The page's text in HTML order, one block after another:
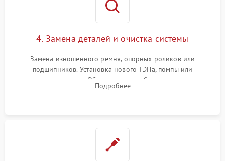
4. Замена деталей и очистка системы
Замена изношенного ремня, опорных роликов или
подшипников. Установка нового ТЭНа, помпы или
термодатчиков. Обязательная глубокая очистка
конденсатора, крыльчатки вентилятора и воздуховодов от
Подробнее